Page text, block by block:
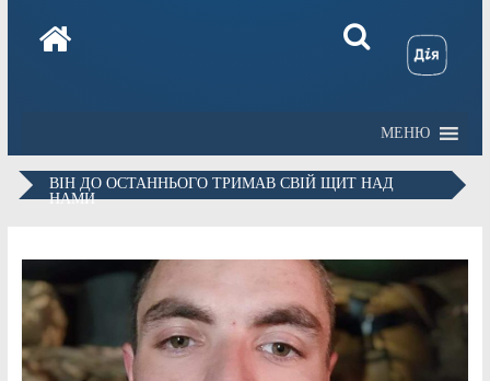
МЕНЮ
ВІН ДО ОСТАННЬОГО ТРИМАВ СВІЙ ЩИТ НАД
НАМИ